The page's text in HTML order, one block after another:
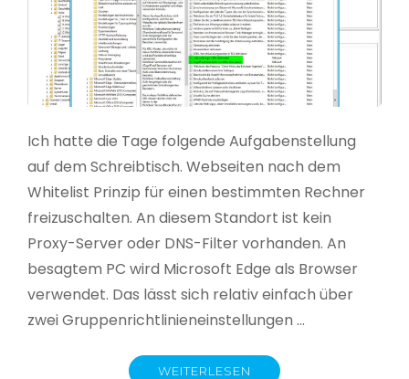
Ich hatte die Tage folgende Aufgabenstellung
auf dem Schreibtisch. Webseiten nach dem
Whitelist Prinzip für einen bestimmten Rechner
freizuschalten. An diesem Standort ist kein
Proxy-Server oder DNS-Filter vorhanden. An
besagtem PC wird Microsoft Edge als Browser
verwendet. Das lässt sich relativ einfach über
zwei Gruppenrichtlinieneinstellungen …
WEITERLESEN